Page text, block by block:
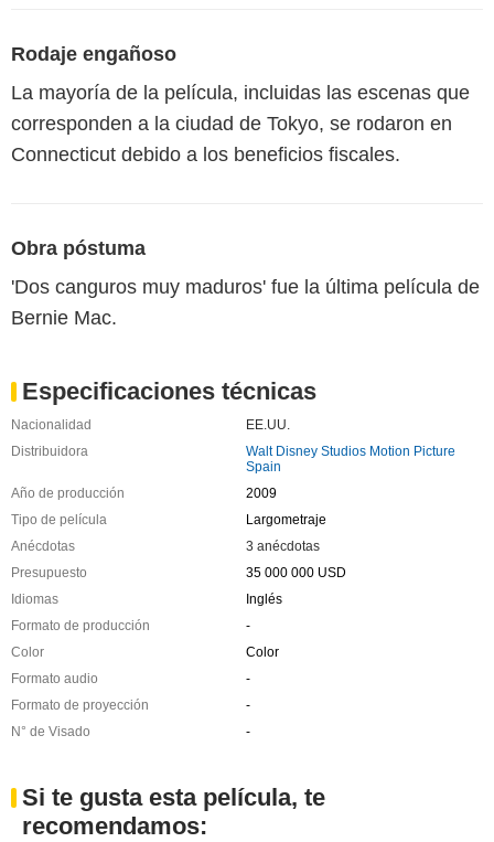
Rodaje engañoso
La mayoría de la película, incluidas las escenas que
corresponden a la ciudad de Tokyo, se rodaron en
Connecticut debido a los beneficios fiscales.
Obra póstuma
'Dos canguros muy maduros' fue la última película de
Bernie Mac.
Especificaciones técnicas
Nacionalidad
EE.UU.
Distribuidora
Walt Disney Studios Motion Picture
Spain
Año de producción
2009
Tipo de película
Largometraje
Anécdotas
3 anécdotas
Presupuesto
35 000 000 USD
Idiomas
Inglés
Formato de producción
-
Color
Color
Formato audio
-
Formato de proyección
-
N° de Visado
-
Si te gusta esta película, te
recomendamos: